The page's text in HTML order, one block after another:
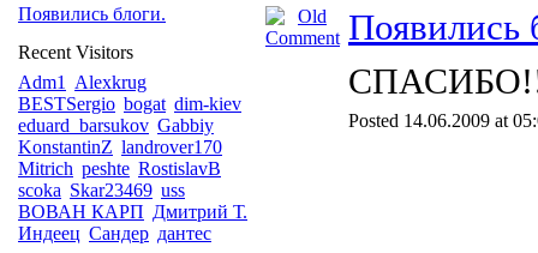
Появились
Posted 14.06.2009 at
Появились блоги.
Recent Visitors
Adm1
Alexkrug
BESTSergio bogat dim-kiev
eduard_barsukov Gabbiy
KonstantinZ landrover170
Mitrich peshte RostislavB
scoka Skar23469 uss
ВОВАН КАРП Дмитрий Т.
Индеец Сандер дантес